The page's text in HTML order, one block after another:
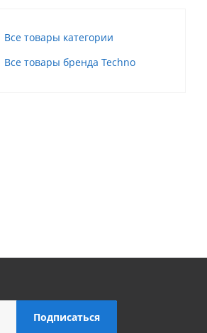
Все товары категории
Все товары бренда Techno